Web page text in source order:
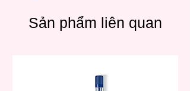
Sản phẩm liên quan